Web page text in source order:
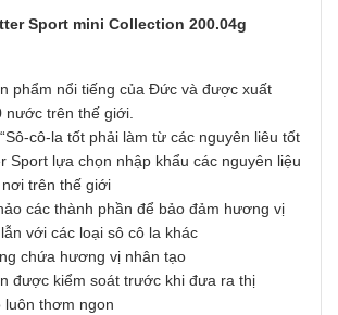
Sport mini Collection 200.04g
phẩm nổi tiếng của Đức và được xuất
nước trên thế giới.
cô-la tốt phải làm từ các nguyên liêu tốt
Sport lựa chọn nhập khẩu các nguyên liệu
trên thế giới
các thành phần để bảo đảm hương vị
với các loại sô cô la khác
chứa hương vị nhân tạo
được kiểm soát trước khi đưa ra thị
thơm ngon